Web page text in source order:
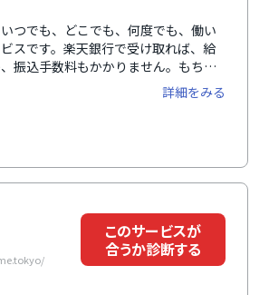
つでも、どこでも、何度でも、働い
スです。楽天銀行で受け取れば、給
振込手数料もかかりません。もちろ
「立替型」や「貸付型」とは異な
込まれるため、給与支払いの原則に
、導入・運用に際して企業や従業
ど、万全のフォロー体制を整えてい
詳細をみる
このサービスが
合うか診断する